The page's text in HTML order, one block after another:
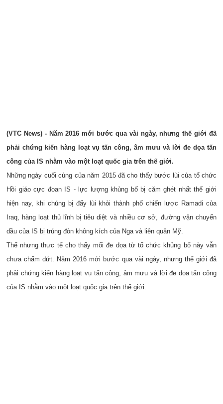
(VTC News) - Năm 2016 mới bước qua vài ngày, nhưng thế giới đã
phải chứng kiến hàng loạt vụ tấn công, âm mưu và lời đe dọa tấn
công của IS nhằm vào một loạt quốc gia trên thế giới.
Những ngày cuối cùng của năm 2015 đã cho thấy bước lùi của tổ chức
Hồi giáo cực đoan IS - lực lượng khủng bố bị căm ghét nhất thế giới
hiện nay, khi chúng bị đẩy lùi khỏi thành phố chiến lược Ramadi của
Iraq, hàng loạt thủ lĩnh bị tiêu diệt và nhiều cơ sở, đường vận chuyển
dầu của IS bị trúng đòn không kích của Nga và liên quân Mỹ.
Thế nhưng thực tế cho thấy mối đe dọa từ tổ chức khủng bố này vẫn
chưa chấm dứt. Năm 2016 mới bước qua vài ngày, nhưng thế giới đã
phải chứng kiến hàng loạt vụ tấn công, âm mưu và lời đe dọa tấn công
của IS nhằm vào một loạt quốc gia trên thế giới.